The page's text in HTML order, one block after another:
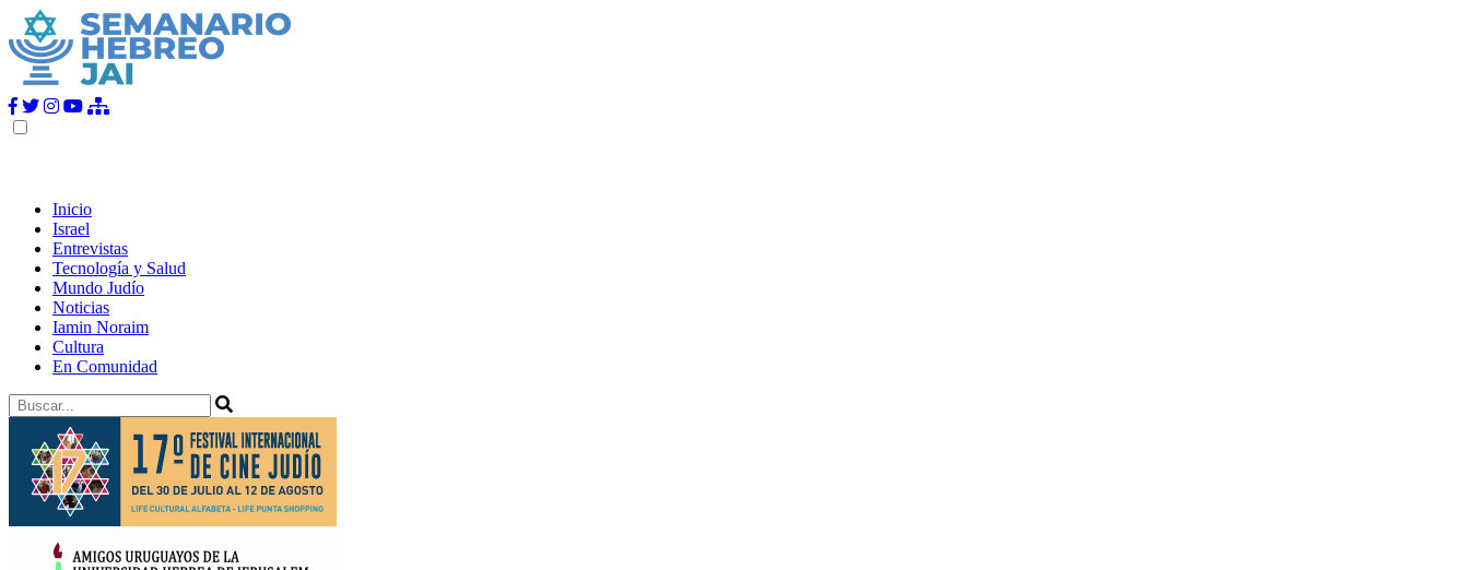
Inicio
Israel
Entrevistas
Tecnología y Salud
Mundo Judío
Noticias
Iamin Noraim
Cultura
En Comunidad